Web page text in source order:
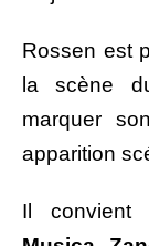
Rossen est
la scène
marquer
apparition
Il convient